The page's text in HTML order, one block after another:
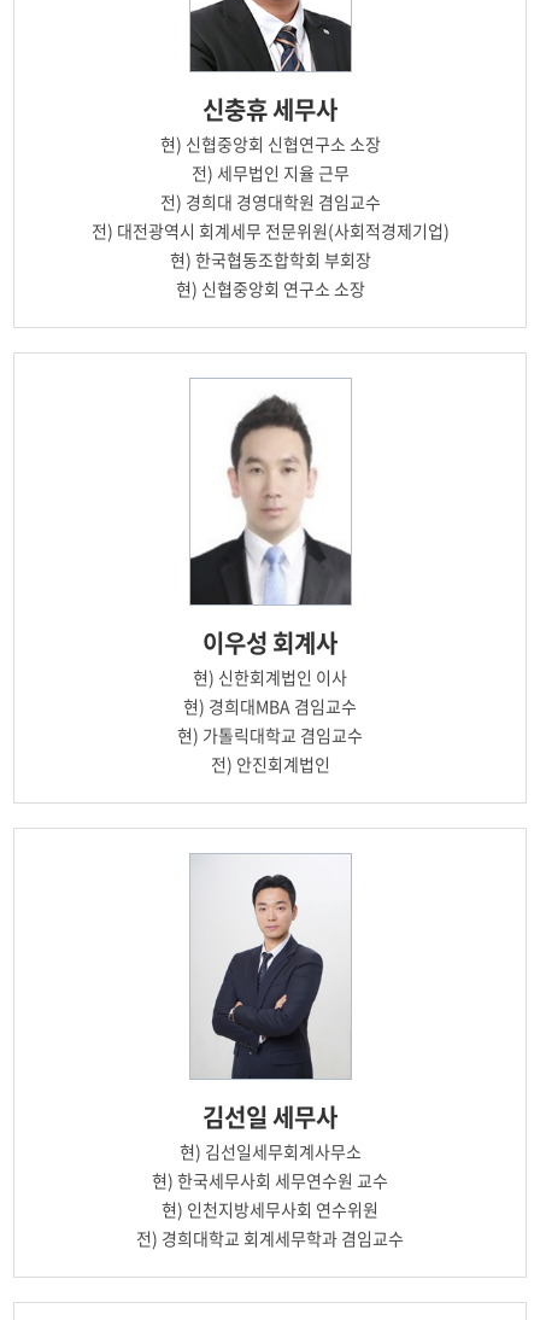
신충휴세무사
현) 신협중앙회 신협연구소 소장
전) 세무법인 지율 근무
전) 경희대 경영대학원 겸임교수
전) 대전광역시 회계세무 전문위원(사회적경제기업)
현) 한국협동조합학회 부회장
현) 신협중앙회 연구소 소장
이우성 회계사
현) 신한회계법인 이사
현) 경희대MBA 겸임교수
현) 가톨릭대학교 겸임교수
전) 안진회계법인
김선일세무사
현) 김선일세무회계사무소
현) 한국세무사회 세무연수원 교수
현) 인천지방세무사회 연수위원
전) 경희대학교 회계세무학과 겸임교수